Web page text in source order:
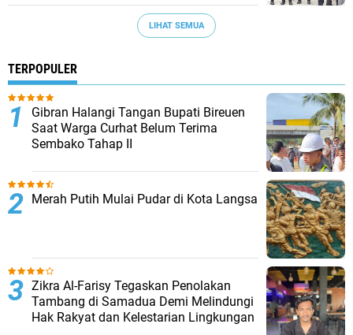
LIHAT SEMUA
TERPOPULER
Gibran Halangi Tangan Bupati Bireuen
Saat Warga Curhat Belum Terima
Sembako Tahap II
Merah Putih Mulai Pudar di Kota Langsa
Zikra Al-Farisy Tegaskan Penolakan
Tambang di Samadua Demi Melindungi
Hak Rakyat dan Kelestarian Lingkungan